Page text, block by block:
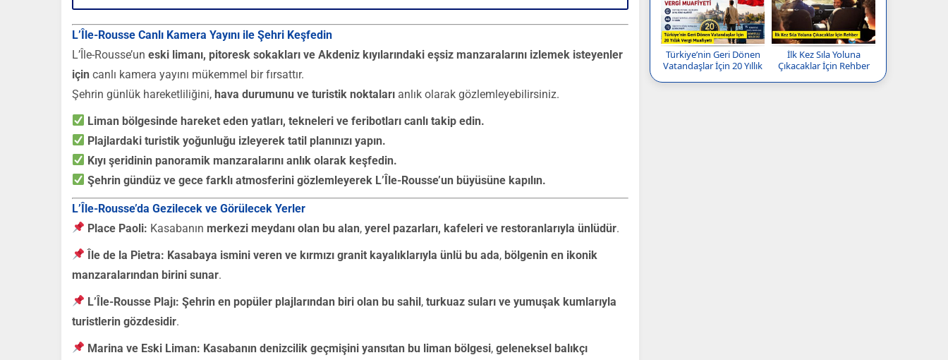
L’Île-Rousse Canlı Kamera Yayını ile Şehri Keşfedin
L’Île-Rousse’un eski limanı, pitoresk sokakları ve Akdeniz kıyılarındaki eşsiz manzaralarını izlemek isteyenler
için canlı kamera yayını mükemmel bir fırsattır.
Şehrin günlük hareketliliğini, hava durumunu ve turistik noktaları anlık olarak gözlemleyebilirsiniz.
Liman bölgesinde hareket eden yatları, tekneleri ve feribotları canlı takip edin.
Plajlardaki turistik yoğunluğu izleyerek tatil planınızı yapın.
Kıyı şeridinin panoramik manzaralarını anlık olarak keşfedin.
Şehrin gündüz ve gece farklı atmosferini gözlemleyerek L’Île-Rousse’un büyüsüne kapılın.
L’Île-Rousse’da Gezilecek ve Görülecek Yerler
Place Paoli: Kasabanın merkezi meydanı olan bu alan,yerel pazarları, kafeleri ve restoranlarıyla ünlüdür.
Île de la Pietra: Kasabaya ismini veren ve kırmızı granit kayalıklarıyla ünlü bu ada, bölgenin en ikonik
manzaralarından birini sunar.
L’Île-Rousse Plajı: Şehrin en popüler plajlarından biri olan bu sahil,turkuaz suları ve yumuşak kumlarıyla
turistlerin gözdesidir.
Marina ve Eski Liman: Kasabanın denizcilik geçmişini yansıtan bu liman bölgesi,geleneksel balıkçı
Türkiye’nin Geri Dönen
Vatandaşlar İçin 20 Yıllık
İlk Kez Sıla Yoluna
Çıkacaklar İçin Rehber